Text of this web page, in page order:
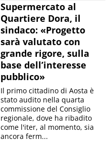
Supermercato al
Quartiere Dora, il
sindaco: «Progetto
sarà valutato con
grande rigore, sulla
base dell’interesse
pubblico»
Il primo cittadino di Aosta è
stato audito nella quarta
commissione del Consiglio
regionale, dove ha ribadito
come l'iter, al momento, sia
ancora ferm...